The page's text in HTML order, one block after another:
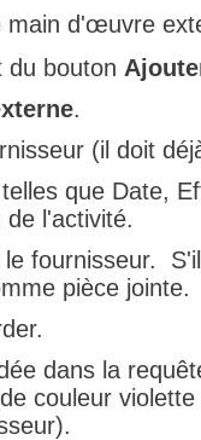
main d'œuvre
du bouton
.
(il doit
que Date,
l'activité.
fournisseur.
pièce jointe.
dans la
couleur